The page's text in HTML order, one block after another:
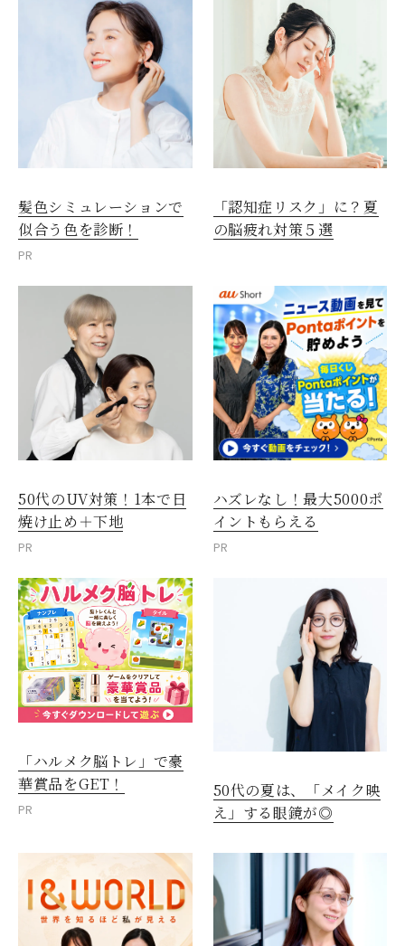
髪色シミュレーションで
似合う色を診断！
PR
「認知症リスク」に？夏
の脳疲れ対策５選
50代のUV対策！1本で日
焼け止め＋下地
PR
ハズレなし！最大5000ポ
イントもらえる
PR
「ハルメク脳トレ」で豪
華賞品をGET！
PR
50代の夏は、「メイク映
え」する眼鏡が◎